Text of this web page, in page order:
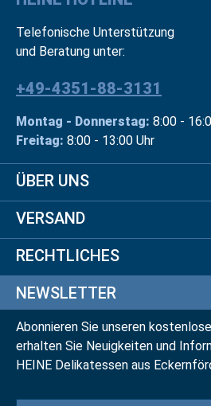
Telefonische Unterstützung
und Beratung unter:
+49-4351-88-3131
Montag - Donnerstag: 8:00 -
Freitag: 8:00 - 13:00 Uhr
ÜBER UNS
VERSAND
RECHTLICHES
NEWSLETTER
Abonnieren Sie unseren
erhalten Sie Neuigkeiten und
HEINE Delikatessen aus